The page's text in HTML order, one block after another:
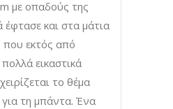
με οπαδούς της
έφτασε και στα μάτια
που εκτός από
εικαστικά
το θέμα
τη μπάντα. Ένα